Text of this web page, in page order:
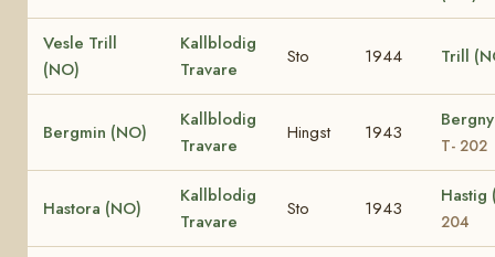
Vesle Trill
(NO)
Kallblodig
Travare
Sto 1944 Trill
Bergmin (NO)
Kallblodig
Travare
Hingst 1943
T- 202
Hastora (NO)
Kallblodig
Travare
Sto 1943
204